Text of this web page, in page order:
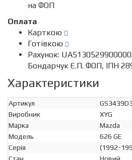
на ФОП
Оплата
Карткою
Готівкою
Рахунок:
Бондарчук Є.П. ФОП, ІПН
Характеристики
Артикул
Виробник
XYG
Марка
Mazda
Модель
626 GE
Серія
(1992-